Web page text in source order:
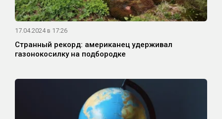
17.04.2024 в 17:26
Странный рекорд: американец удерживал
газонокосилку на подбородке